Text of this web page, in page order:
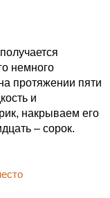
немного
протяжении пяти
и
накрываем его
– сорок.